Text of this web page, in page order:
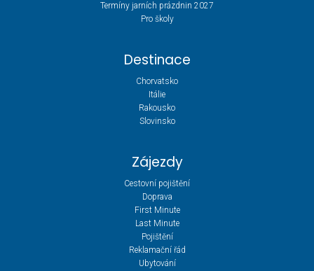
Termíny jarních prázdnin 2027
Pro školy
Destinace
Chorvatsko
Itálie
Rakousko
Slovinsko
Zájezdy
Cestovní pojištění
Doprava
First Minute
Last Minute
Pojištění
Reklamační řád
Ubytování